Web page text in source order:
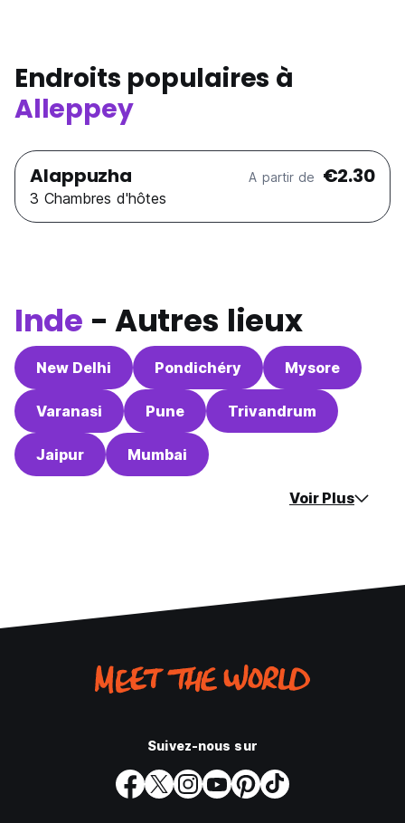
Endroits populaires à
Alleppey
Alappuzha A partir de €2.30
3 Chambres d'hôtes
Inde - Autres lieux
New Delhi Pondichéry Mysore
Varanasi Pune Trivandrum
Jaipur Mumbai
Voir Plus
Suivez-nous sur